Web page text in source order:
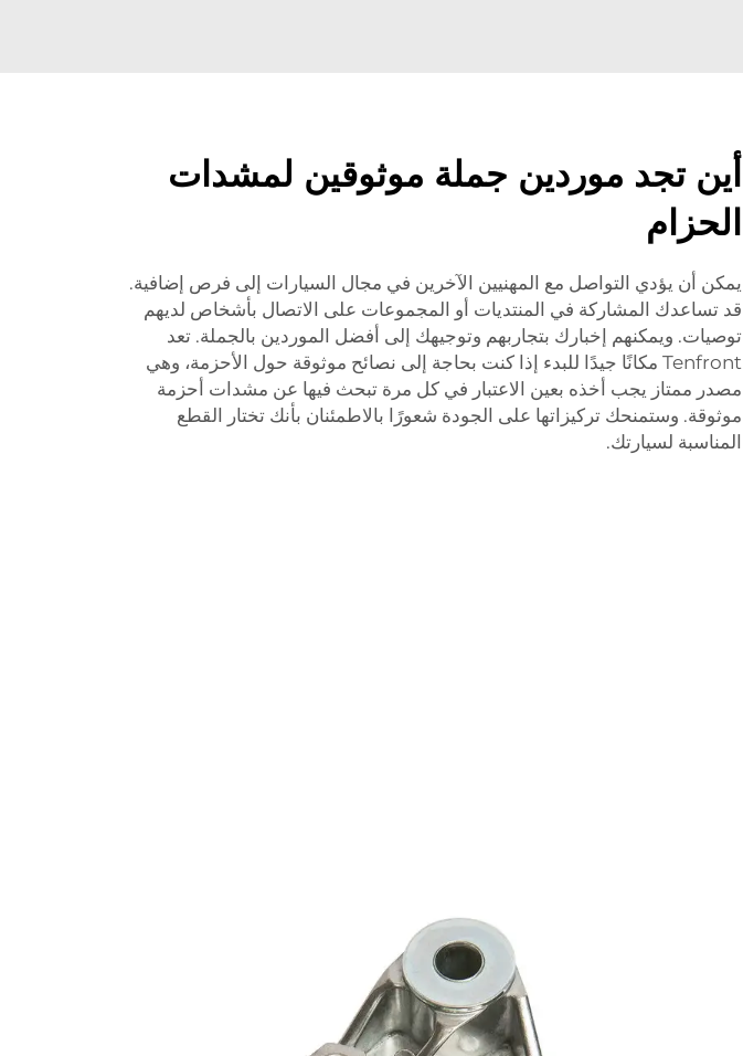
أين تجد موردين جملة موثوقين لمشدات
الحزام
يمكن أن يؤدي التواصل مع المهنيين الآخرين في مجال السيارات إلى فرص إضافية.
قد تساعدك المشاركة في المنتديات أو المجموعات على الاتصال بأشخاص لديهم
توصيات. ويمكنهم إخبارك بتجاربهم وتوجيهك إلى أفضل الموردين بالجملة. تعد
Tenfront مكانًا جيدًا للبدء إذا كنت بحاجة إلى نصائح موثوقة حول الأحزمة، وهي
مصدر ممتاز يجب أخذه بعين الاعتبار في كل مرة تبحث فيها عن مشدات أحزمة
موثوقة. وستمنحك تركيزاتها على الجودة شعورًا بالاطمئنان بأنك تختار القطع
المناسبة لسيارتك.